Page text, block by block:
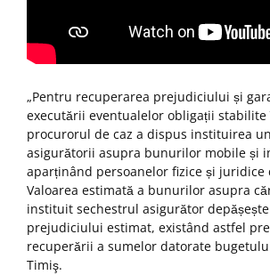
„Pentru recuperarea prejudiciului și
executării eventualelor obligații stabilite
procurorul de caz a dispus instituirea
asigurătorii asupra bunurilor mobile și
aparținând persoanelor fizice și juridice
Valoarea estimată a bunurilor asupra
instituit sechestrul asigurător
prejudiciului estimat, existând astfel
recuperării a sumelor datorate bugetului
Timiş.